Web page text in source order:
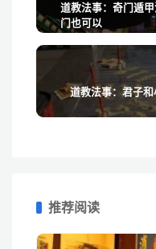
道教法事：奇门遁
门也可以
道教法事：君子
推荐阅读